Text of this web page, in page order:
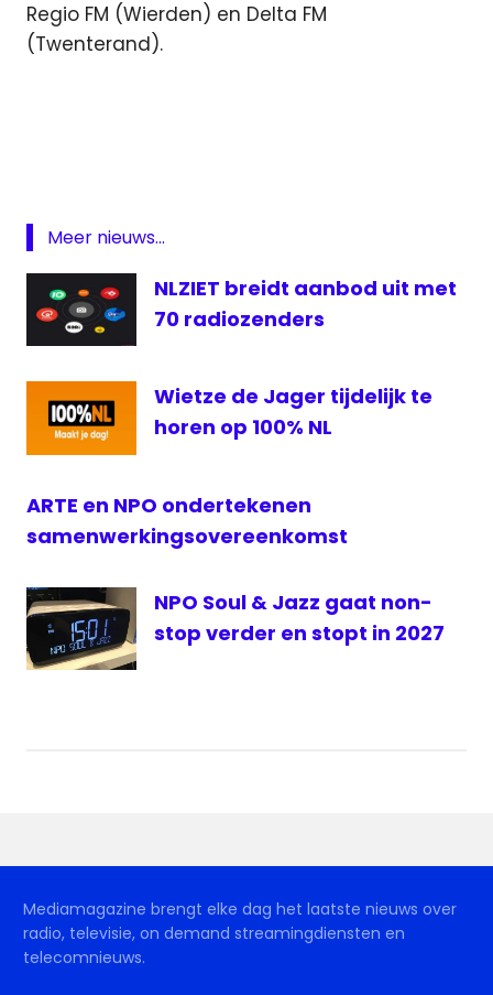
Regio FM (Wierden) en Delta FM
(Twenterand).
OLON
RMC
Twente
Meer nieuws...
NLZIET breidt aanbod uit met
70 radiozenders
Wietze de Jager tijdelijk te
horen op 100% NL
ARTE en NPO ondertekenen
samenwerkingsovereenkomst
NPO Soul & Jazz gaat non-
stop verder en stopt in 2027
Mediamagazine brengt elke dag het laatste nieuws over
radio, televisie, on demand streamingdiensten en
telecomnieuws.